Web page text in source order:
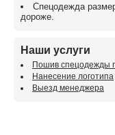
Спецодежда
дороже.
Наши услуги
Пошив спецодежды
Нанесение логотипа
Выезд менеджера